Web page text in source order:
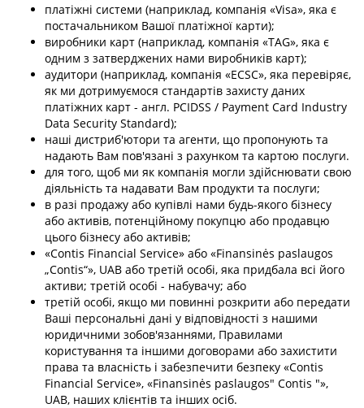
платіжні системи (наприклад, компанія «Visa», яка є
постачальником Вашої платіжної карти);
виробники карт (наприклад, компанія «TAG», яка є
одним з затверджених нами виробників карт);
аудитори (наприклад, компанія «ECSC», яка перевіряє,
як ми дотримуємося стандартів захисту даних
платіжних карт - англ. PCIDSS / Payment Card Industry
Data Security Standard);
наші дистриб'ютори та агенти, що пропонують та
надають Вам пов'язані з рахунком та картою послуги.
для того, щоб ми як компанія могли здійснювати свою
діяльність та надавати Вам продукти та послуги;
в разі продажу або купівлі нами будь-якого бізнесу
або активів, потенційному покупцю або продавцю
цього бізнесу або активів;
«Contis Financial Service» або «Finansinės paslaugos
„Contis“», UAB або третій особі, яка придбала всі його
активи; третій особі - набувачу; або
третій особі, якщо ми повинні розкрити або передати
Ваші персональні дані у відповідності з нашими
юридичними зобов'язаннями, Правилами
користування та іншими договорами або захистити
права та власність і забезпечити безпеку «Contis
Financial Service», «Finansinės paslaugos" Contis "»,
UAB, наших клієнтів та інших осіб.